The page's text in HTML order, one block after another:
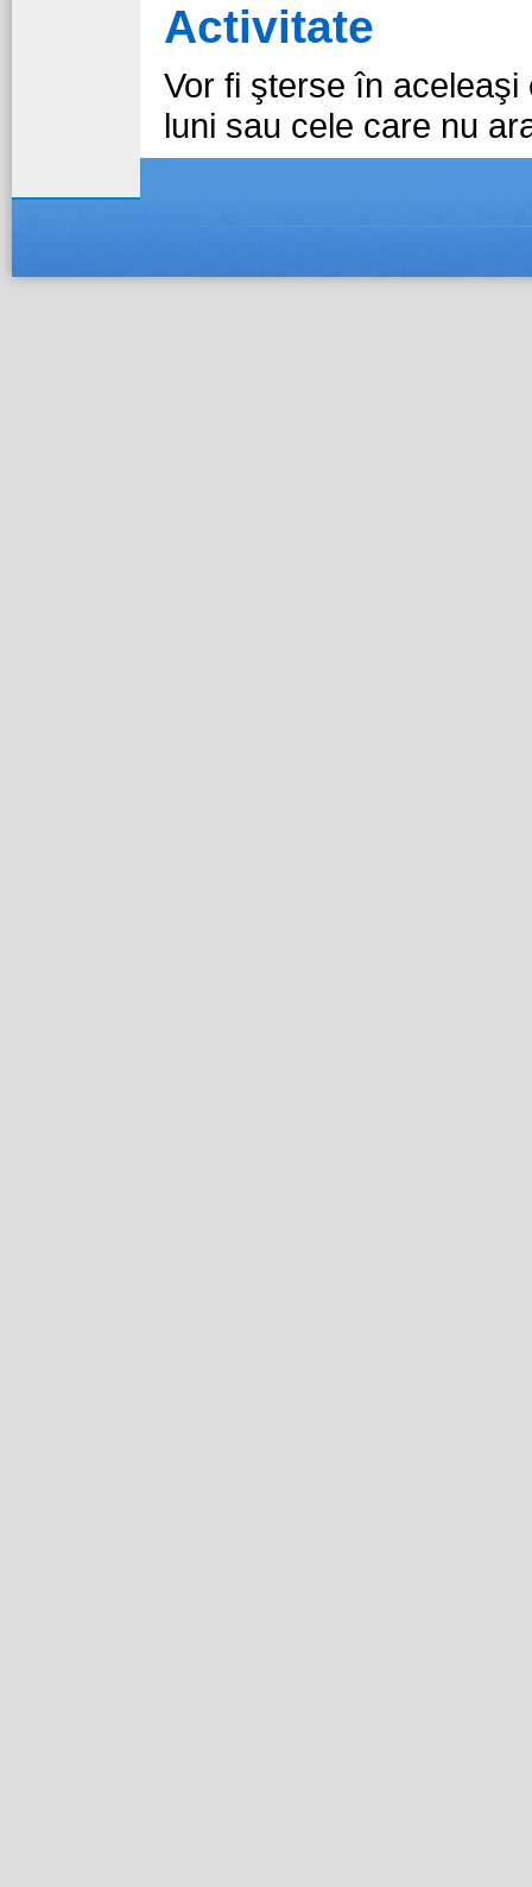
Activitate
Vor fi şterse în
luni sau cele care nu